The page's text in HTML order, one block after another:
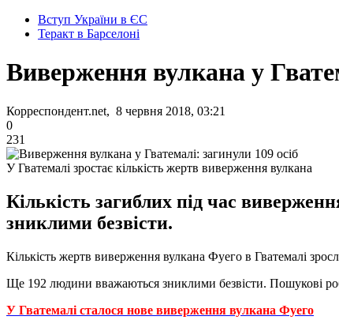
Вступ України в ЄС
Теракт в Барселоні
Виверження вулкана у
Корреспондент.net, 8 червня 2018, 03:21
0
231
У Гватемалі зростає кількість жертв виверження вулкана
Кількість загиблих під час
зниклими безвісти.
Кількість жертв виверження вулкана Фуего в Гватемалі
Ще 192 людини вважаються зниклими безвісти. Пошукові
У Гватемалі сталося нове виверження вулкана Фуего